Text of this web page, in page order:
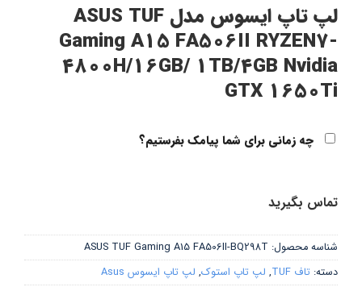
لپ تاپ ایسوس مدل ASUS TUF
Gaming A15 FA506II RYZEN7-
4800H/16GB/ 1TB/4GB Nvidia
GTX 1650Ti
چه زمانی برای شما پیامک بفرستیم؟
تماس بگیرید
شناسه محصول: ASUS TUF Gaming A15 FA506II-BQ298T
دسته: تاف TUF , لپ تاپ استوک, لپ تاپ ایسوس Asus